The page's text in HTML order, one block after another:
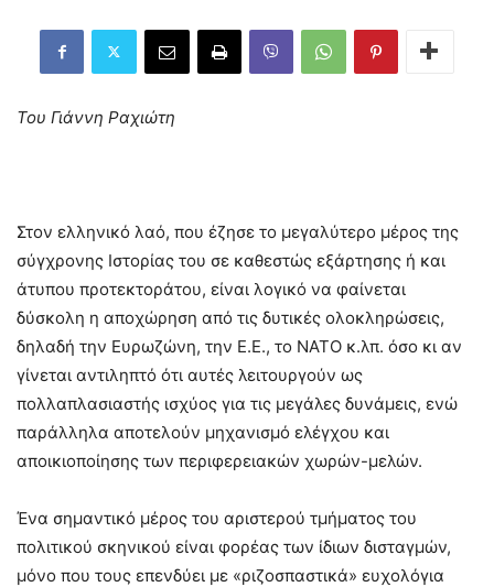
Του Γιάννη Ραχιώτη
Στον ελληνικό λαό, που έζησε το μεγαλύτερο μέρος της
σύγχρονης Ιστορίας του σε καθεστώς εξάρτησης ή και
άτυπου προτεκτοράτου, είναι λογικό να φαίνεται
δύσκολη η αποχώρηση από τις δυτικές ολοκληρώσεις,
δηλαδή την Ευρωζώνη, την Ε.Ε., το ΝΑΤΟ κ.λπ. όσο κι αν
γίνεται αντιληπτό ότι αυτές λειτουργούν ως
πολλαπλασιαστής ισχύος για τις μεγάλες δυνάμεις, ενώ
παράλληλα αποτελούν μηχανισμό ελέγχου και
αποικιοποίησης των περιφερειακών χωρών-μελών.
Ένα σημαντικό μέρος του αριστερού τμήματος του
πολιτικού σκηνικού είναι φορέας των ίδιων δισταγμών,
μόνο που τους επενδύει με «ριζοσπαστικά» ευχολόγια